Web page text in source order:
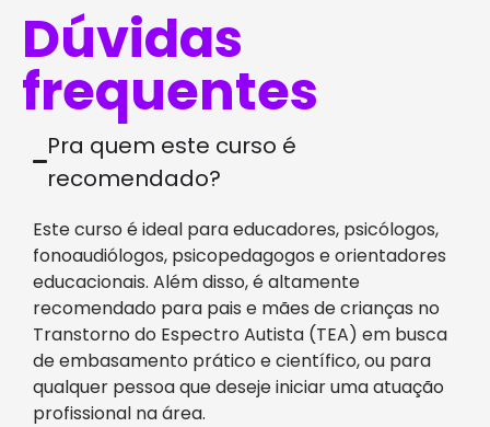
Dúvidas
frequentes
Pra quem este curso é
recomendado?
Este curso é ideal para educadores, psicólogos,
fonoaudiólogos, psicopedagogos e orientadores
educacionais. Além disso, é altamente
recomendado para pais e mães de crianças no
Transtorno do Espectro Autista (TEA) em busca
de embasamento prático e científico, ou para
qualquer pessoa que deseje iniciar uma atuação
profissional na área.